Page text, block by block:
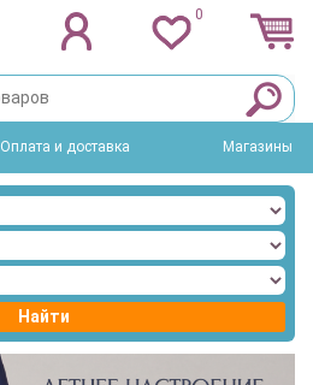
0
Оплата и доставка Магазины
Найти